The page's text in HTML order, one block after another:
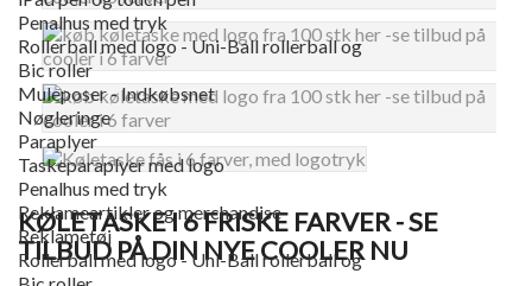
Penalhus med tryk
Rollerball med logo - Uni-Ball rollerball og
Bic roller
Muleposer - Indkøbsnet
Nøgleringe
Paraplyer
Taskeparaplyer med logo
Penalhus med tryk
Reklameartikler og merchandise
Reklametøj
Rollerball med logo - Uni-Ball rollerball og
KØLETASKE I 6 FRISKE FARVER - SE
TILBUD PÅ DIN NYE COOLER NU